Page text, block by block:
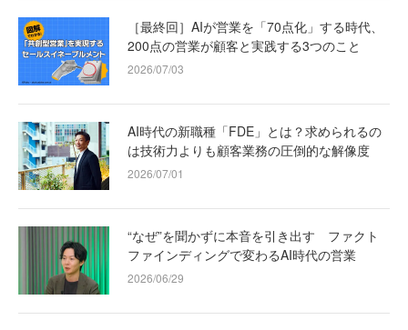
［最終回］AIが営業を「70点化」する時代、
200点の営業が顧客と実践する3つのこと
2026/07/03
AI時代の新職種「FDE」とは？求められるの
は技術力よりも顧客業務の圧倒的な解像度
2026/07/01
“なぜ”を聞かずに本音を引き出す ファクト
ファインディングで変わるAI時代の営業
2026/06/29